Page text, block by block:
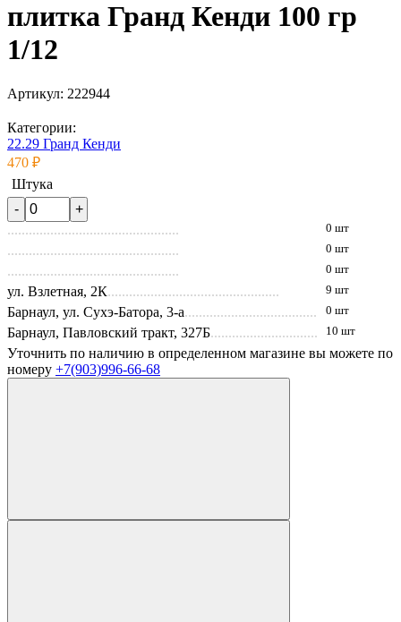
плитка Гранд Кенди 100 гр
1/12
Артикул: 222944
Категории:
22.29 Гранд Кенди
470 ₽
Штука
0 шт
0 шт
0 шт
ул. Взлетная, 2К 9 шт
Барнаул, ул. Сухэ-Батора, 3-а 0 шт
Барнаул, Павловский тракт, 327Б 10 шт
Уточнить по наличию в определенном магазине вы можете по
номеру +7(903)996-66-68